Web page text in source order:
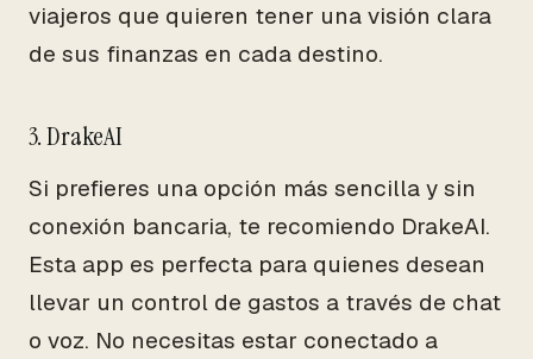
viajeros que quieren tener una visión clara
de sus finanzas en cada destino.
3. DrakeAI
Si prefieres una opción más sencilla y sin
conexión bancaria, te recomiendo DrakeAI.
Esta app es perfecta para quienes desean
llevar un control de gastos a través de chat
o voz. No necesitas estar conectado a